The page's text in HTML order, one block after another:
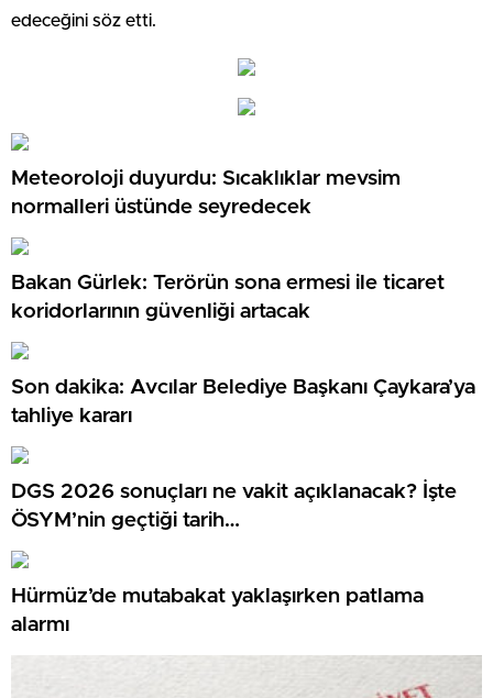
edeceğini söz etti.
Meteoroloji duyurdu: Sıcaklıklar mevsim
normalleri üstünde seyredecek
Bakan Gürlek: Terörün sona ermesi ile ticaret
koridorlarının güvenliği artacak
Son dakika: Avcılar Belediye Başkanı Çaykara’ya
tahliye kararı
DGS 2026 sonuçları ne vakit açıklanacak? İşte
ÖSYM’nin geçtiği tarih…
Hürmüz’de mutabakat yaklaşırken patlama
alarmı